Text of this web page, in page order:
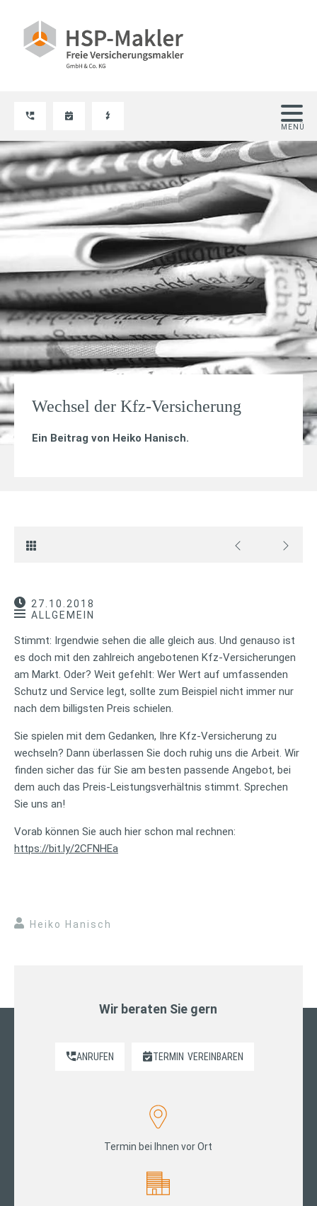
Wechsel der Kfz-Versicherung
Ein Beitrag von Heiko Hanisch.
27.10.2018
ALLGEMEIN
Stimmt: Irgendwie sehen die alle gleich aus. Und genauso ist
es doch mit den zahlreich angebotenen Kfz-Versicherungen
am Markt. Oder? Weit gefehlt: Wer Wert auf umfassenden
Schutz und Service legt, sollte zum Beispiel nicht immer nur
nach dem billigsten Preis schielen.
Sie spielen mit dem Gedanken, Ihre Kfz-Versicherung zu
wechseln? Dann überlassen Sie doch ruhig uns die Arbeit. Wir
finden sicher das für Sie am besten passende Angebot, bei
dem auch das Preis-Leistungsverhältnis stimmt. Sprechen
Sie uns an!
Vorab können Sie auch hier schon mal rechnen:
https://bit.ly/2CFNHEa
Heiko Hanisch
Wir beraten Sie gern
ANRUFEN TERMIN VEREINBAREN
Termin bei Ihnen vor Ort